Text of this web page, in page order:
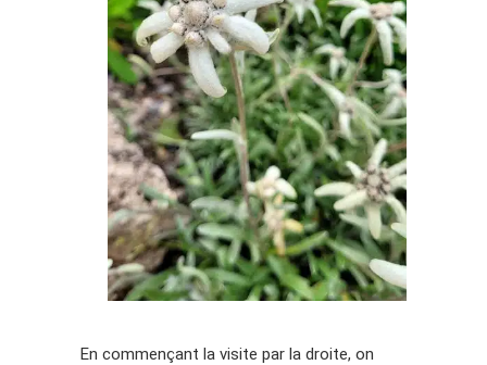
En commençant la visite par la droite, on